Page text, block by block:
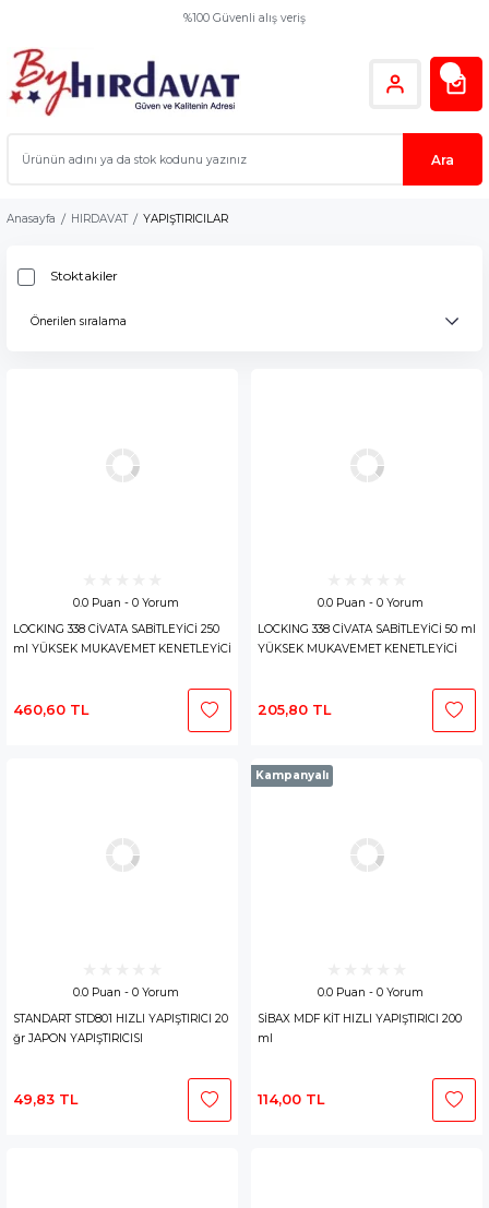
%100 Güvenli alış veriş
Ara
Anasayfa HIRDAVAT YAPIŞTIRICILAR
Stoktakiler
0.0 Puan - 0 Yorum
LOCKING 338 CİVATA SABİTLEYİCİ 250
ml YÜKSEK MUKAVEMET KENETLEYİCİ
460,60 TL
0.0 Puan - 0 Yorum
LOCKING 338 CİVATA SABİTLEYİCİ 50 ml
YÜKSEK MUKAVEMET KENETLEYİCİ
205,80 TL
0.0 Puan - 0 Yorum
STANDART STD801 HIZLI YAPIŞTIRICI 20
ğr JAPON YAPIŞTIRICISI
49,83 TL
Kampanyalı
0.0 Puan - 0 Yorum
SİBAX MDF KİT HIZLI YAPIŞTIRICI 200
ml
114,00 TL